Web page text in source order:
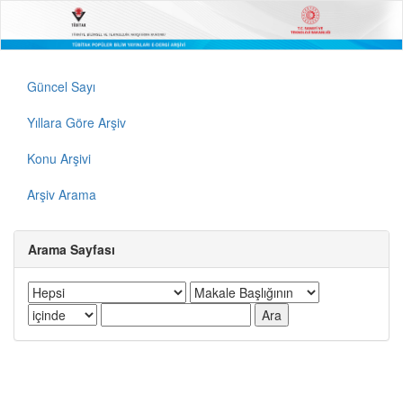
Güncel Sayı
Yıllara Göre Arşiv
Konu Arşivi
Arşiv Arama
Arama Sayfası